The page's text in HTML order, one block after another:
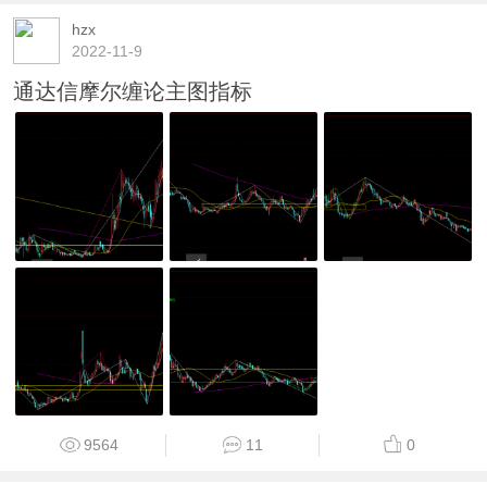
hzx
2022-11-9
通达信摩尔缠论主图指标
9564 11 0